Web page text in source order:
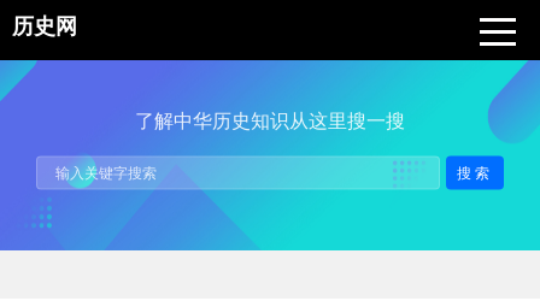
历史网
了解中华历史知识从这里搜一搜
搜索